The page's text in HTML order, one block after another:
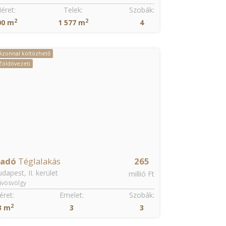
m2
Emelet:
3
költözhető
2.4
ezer €
Téglalakás
XII. kerület
út
Szobák:
4
m
Emelet:
2